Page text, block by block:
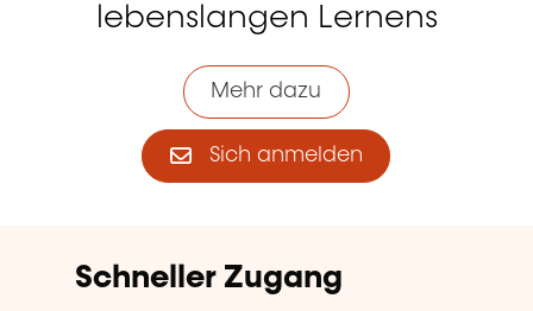
lebenslangen Lernens
Mehr dazu
Sich anmelden
Schneller Zugang